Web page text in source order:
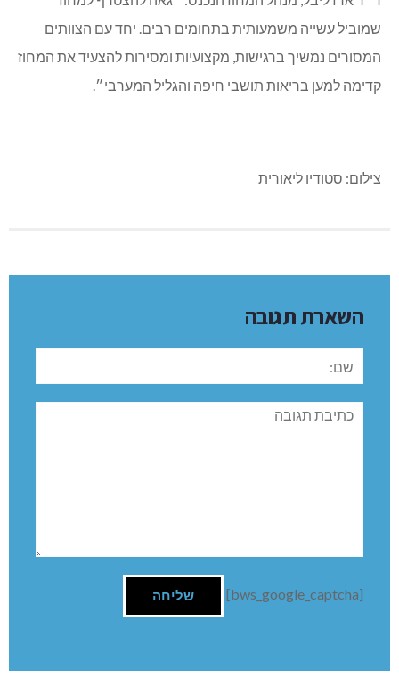
דרכו בכללית החל לפני 21 שנים כרופא משפחה במרפאת רמז
בנתניה. בהמשך מילא בהצלחה מגוון תפקידים בהם: מנהל
מרפאת איתנים בנתניה, מנהל רפואי של מינהלת דן במחוז
דן–פ״ת, מנהל רפואי של מחוז ירושלים ובתפקידו האחרון מנהל
אורנית בר טל, מ״מ מנכ״ל כללית, בירכה על המינוי: “ד״ר ליבל
החדש.“
שמוביל עשייה משמעותית בתחומים רבים. יחד עם הצוותים
המסורים נמשיך ברגישות, מקצועיות ומסירות להצעיד את המחוז